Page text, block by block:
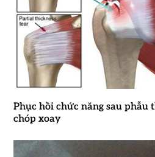
Phục hồi chức năng sau phẫu
chóp xoay